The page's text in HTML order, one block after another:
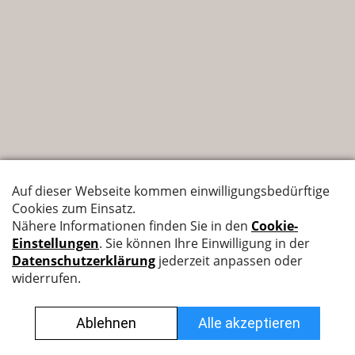
Nyffenegger Armaturen AG
Leutschenbachstrasse 38